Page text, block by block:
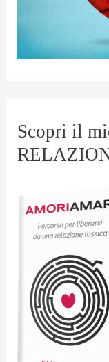
Scopri il